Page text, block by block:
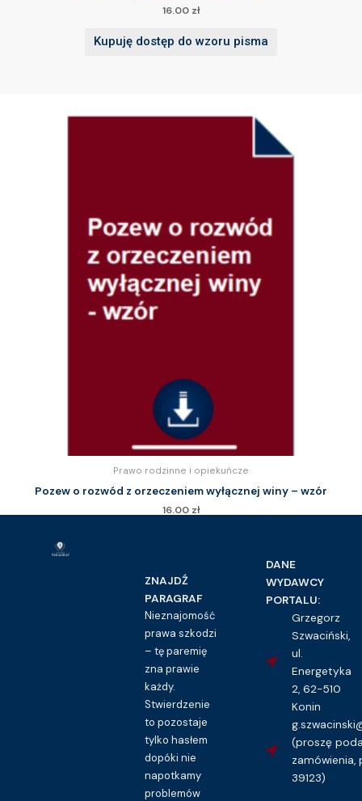
16.00 zł
Kupuję dostęp do wzoru pisma
Prawo rodzinne i opiekuńcze
Pozew o rozwód z orzeczeniem wyłącznej winy – wzór
16.00 zł
ZNAJDŹ
PARAGRAF
Nieznajomość
prawa szkodzi
– tę paremię
zna prawie
każdy.
Stwierdzenie
to pozostaje
tylko hasłem
dopóki nie
napotkamy
problemów
DANE
WYDAWCY
PORTALU:
Grzegorz
Szwaciński,
ul.
Energetyka
2, 62-510
Konin
(proszę
zamówienia,
39123)